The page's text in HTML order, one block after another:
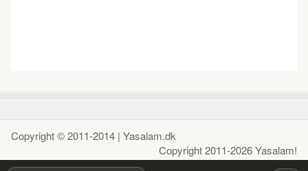
Copyright © 2011-2014 | Yasalam.dk
Copyright 2011-2026 Yasalam!